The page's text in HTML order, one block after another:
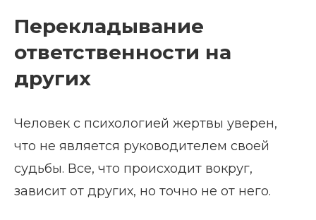
Перекладывание
ответственности на
других
Человек с психологией жертвы уверен,
что не является руководителем своей
судьбы. Все, что происходит вокруг,
зависит от других, но точно не от него.